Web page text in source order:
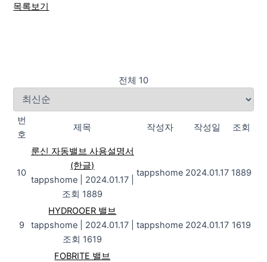
목록보기
전체 10
번
호
제목 작성자 작성일 조회
10
룬신 자동밸브 사용설명서
(한글)
tappshome
2024.01.17
조회 1889
tappshome 2024.01.17 1889
9
HYDROOER 밸브
tappshome
2024.01.17
조회 1619
tappshome 2024.01.17 1619
FOBRITE 밸브